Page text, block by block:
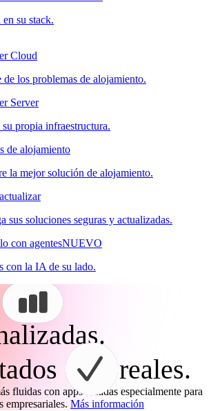
su stack.
Cloud
de los problemas de alojamiento.
Server
propia infraestructura.
de alojamiento
la mejor solución de alojamiento.
sus soluciones seguras y actualizadas.
con agentesNUEVO
con la IA de su lado.
reales.
fluidas con apps creadas especialmente para
empresariales. Más información